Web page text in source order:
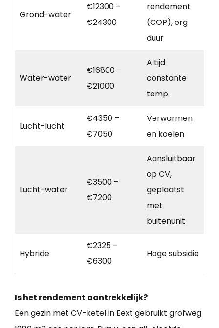
Grond-water
€12300 –
€24300
rendement
(COP), erg
duur
Water-water
€16800 –
€21000
Altijd
constante
temp.
Lucht-lucht
€4350 –
€7050
Verwarmen
en koelen
Lucht-water
€3500 –
€7200
Aansluitbaar
op CV,
geplaatst
met
buitenunit
Hybride
€2325 –
€6300
Hoge subsidie
Is het rendement aantrekkelijk?
Een gezin met CV-ketel in Eext gebruikt grofweg